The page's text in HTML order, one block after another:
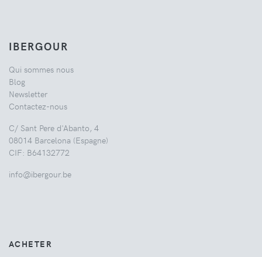
IBERGOUR
Qui sommes nous
Blog
Newsletter
Contactez-nous
C/ Sant Pere d'Abanto, 4
08014 Barcelona (Espagne)
CIF: B64132772
info@ibergour.be
ACHETER